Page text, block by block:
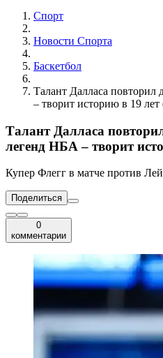
Спорт
Новости Cпорта
Баскетбол
Талант Далласа повторил
– творит историю в 19
Талант Далласа
легенд НБА – творит
Купер Флегг в матче против
Поделиться
0
комментарии